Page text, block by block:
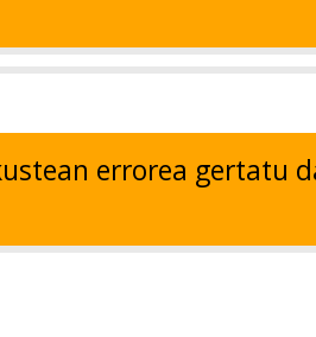
errorea gertatu